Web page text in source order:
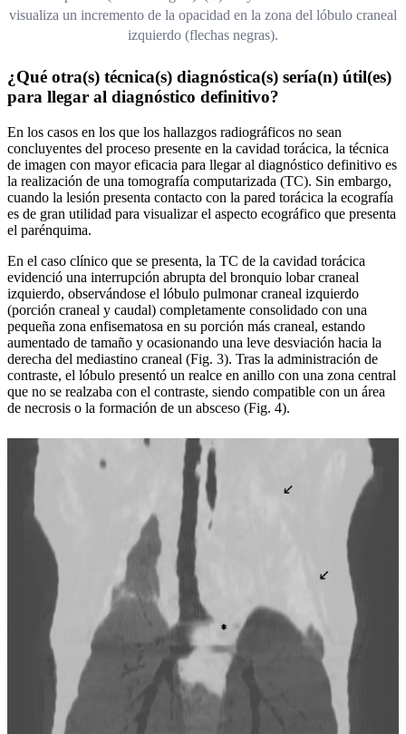
visualiza un incremento de la opacidad en la zona del lóbulo craneal
izquierdo (flechas negras).
¿Qué otra(s) técnica(s) diagnóstica(s) sería(n) útil(es)
para llegar al diagnóstico definitivo?
En los casos en los que los hallazgos radiográficos no sean
concluyentes del proceso presente en la cavidad torácica, la técnica
de imagen con mayor eficacia para llegar al diagnóstico definitivo es
la realización de una tomografía computarizada (TC). Sin embargo,
cuando la lesión presenta contacto con la pared torácica la ecografía
es de gran utilidad para visualizar el aspecto ecográfico que presenta
el parénquima.
En el caso clínico que se presenta, la TC de la cavidad torácica
evidenció una interrupción abrupta del bronquio lobar craneal
izquierdo, observándose el lóbulo pulmonar craneal izquierdo
(porción craneal y caudal) completamente consolidado con una
pequeña zona enfisematosa en su porción más craneal, estando
aumentado de tamaño y ocasionando una leve desviación hacia la
derecha del mediastino craneal (Fig. 3). Tras la administración de
contraste, el lóbulo presentó un realce en anillo con una zona central
que no se realzaba con el contraste, siendo compatible con un área
de necrosis o la formación de un absceso (Fig. 4).